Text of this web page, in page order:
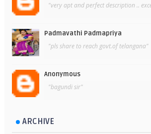
"very apt and perfect description ..
Padmavathi Padmapriya
"pls share to reach govt.of telangana"
Anonymous
"bagundi sir"
ARCHIVE